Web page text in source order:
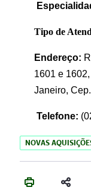
Tipo de
Endereço:
1601 e
Janeiro,
Telefone:
NOVAS